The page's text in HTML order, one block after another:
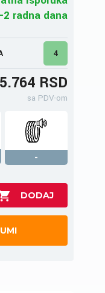
2 radna dana
4
RSD
sa PDV-om
-